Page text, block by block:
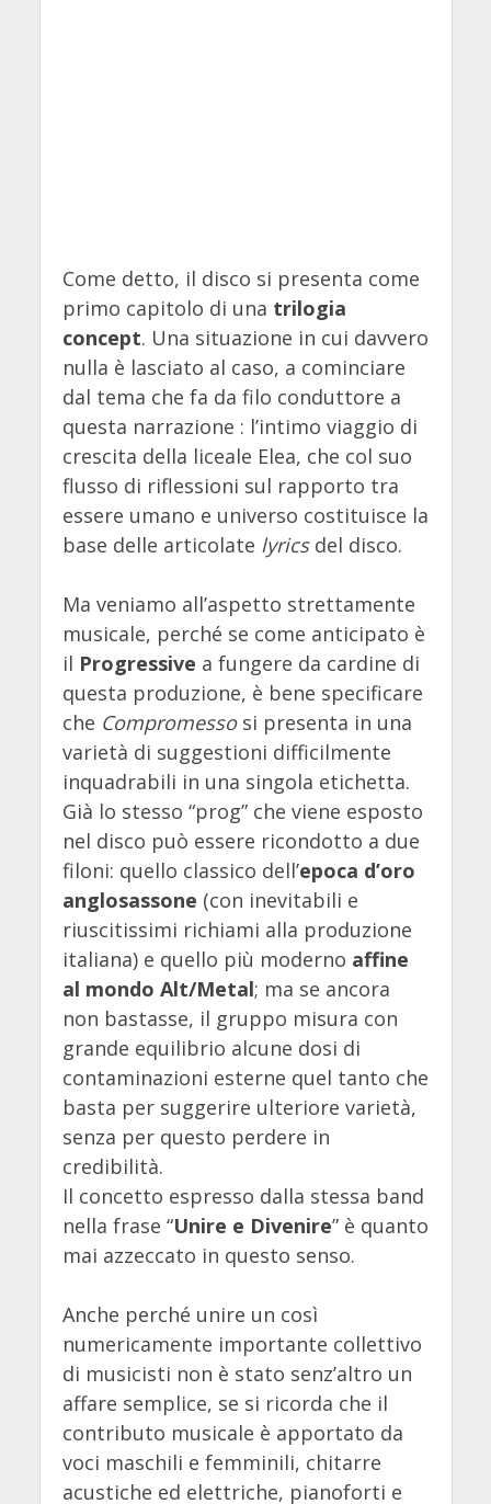
Come detto, il disco si presenta come
primo capitolo di una trilogia
concept. Una situazione in cui davvero
nulla è lasciato al caso, a cominciare
dal tema che fa da filo conduttore a
questa narrazione : l’intimo viaggio di
crescita della liceale Elea, che col suo
flusso di riflessioni sul rapporto tra
essere umano e universo costituisce la
base delle articolate lyricsdel disco.
Ma veniamo all’aspetto strettamente
musicale, perché se come anticipato è
il Progressive a fungere da cardine di
questa produzione, è bene specificare
che Compromessosi presenta in una
varietà di suggestioni difficilmente
inquadrabili in una singola etichetta.
Già lo stesso “prog” che viene esposto
nel disco può essere ricondotto a due
filoni: quello classico dell’epoca d’oro
anglosassone (con inevitabili e
riuscitissimi richiami alla produzione
italiana) e quello più moderno affine
al mondo Alt/Metal; ma se ancora
non bastasse, il gruppo misura con
grande equilibrio alcune dosi di
contaminazioni esterne quel tanto che
basta per suggerire ulteriore varietà,
senza per questo perdere in
credibilità.
Il concetto espresso dalla stessa band
nella frase “Unire e Divenire” è quanto
mai azzeccato in questo senso.
Anche perché unire un così
numericamente importante collettivo
di musicisti non è stato senz’altro un
affare semplice, se si ricorda che il
contributo musicale è apportato da
voci maschili e femminili, chitarre
acustiche ed elettriche, pianoforti e